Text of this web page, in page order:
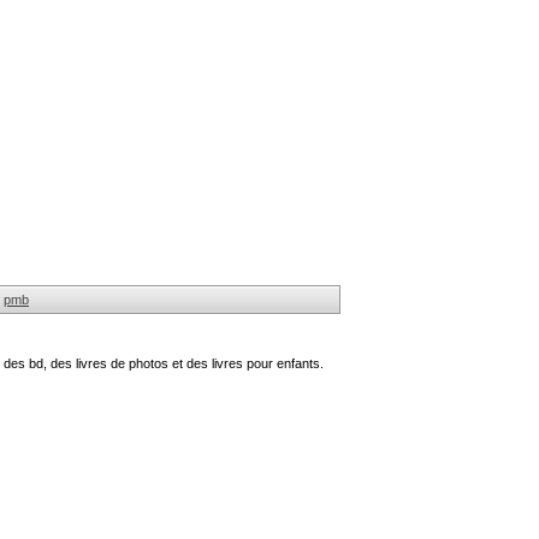
pmb
bd, des livres de photos et des livres pour enfants.